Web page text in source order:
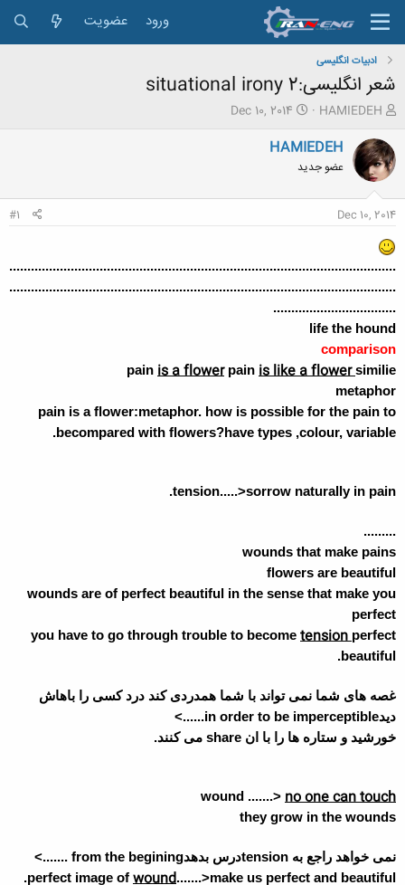
ورود عضویت
ادبیات انگلیسی
شعر انگلیسی:situational irony 2
ش
و
ع
ک
ه
م
و
ض
و
ع
HAMIEDEH
ت
ر
Dec 10, 2014
HAMIEDEH
عضو جدید
Dec 10, 2014
#1
...........................................................................................................
...........................................................................................................
..................................
life the hound
comparison
pain is a flowerpain is like a flowersimilie
metaphor
pain is a flower:metaphor. how is possible for the pain to
becompared with flowers?have types ,colour, variable.
tension.....>sorrow naturally in pain.
.........
wounds that make pains
flowers are beautiful
wounds are of perfect beautiful in the sense that make you
perfect
you have to go through trouble to become tensionperfect
beautiful.
غصه های شما نمی تواند با شما همدردی کند درد کسی را باهاش
دیدin order to be imperceptible......>
خورشید و ستاره ها را با ان share می کنند.
wound .......> no one can touch
they grow in the wounds
نمی خواهد راجع به tensionدرس بدهدfrom the begining .......>
perfect image of wound.......>make us perfect and beautiful.